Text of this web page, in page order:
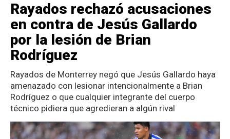
Rayados rechazó acusaciones
en contra de Jesús Gallardo
por la lesión de Brian
Rodríguez
Rayados de Monterrey negó que Jesús Gallardo haya
amenazado con lesionar intencionalmente a Brian
Rodríguez o que cualquier integrante del cuerpo
técnico pidiera que agredieran a algún rival